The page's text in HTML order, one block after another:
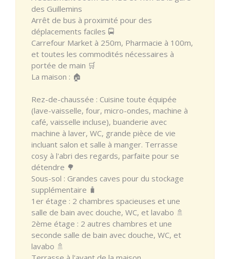
des Guillemins
Arrêt de bus à proximité pour des
déplacements faciles 🚍
Carrefour Market à 250m, Pharmacie à 100m,
et toutes les commodités nécessaires à
portée de main 🛒
La maison : 🏠
Rez-de-chaussée : Cuisine toute équipée
(lave-vaisselle, four, micro-ondes, machine à
café, vaisselle incluse), buanderie avec
machine à laver, WC, grande pièce de vie
incluant salon et salle à manger. Terrasse
cosy à l'abri des regards, parfaite pour se
détendre 🌳
Sous-sol : Grandes caves pour du stockage
supplémentaire 🧳
1er étage : 2 chambres spacieuses et une
salle de bain avec douche, WC, et lavabo 🚿
2ème étage : 2 autres chambres et une
seconde salle de bain avec douche, WC, et
lavabo 🚿